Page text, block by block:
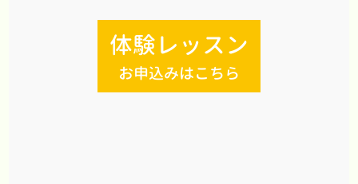
体験レッスン
お申込みはこちら